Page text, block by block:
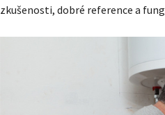
zkušenosti, dobré reference a